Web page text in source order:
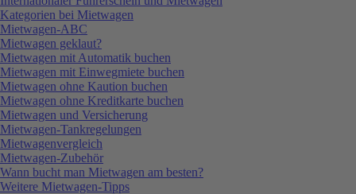
Kategorien bei Mietwagen
Mietwagen-ABC
Mietwagen geklaut?
Mietwagen mit Automatik buchen
Mietwagen mit Einwegmiete buchen
Mietwagen ohne Kaution buchen
Mietwagen ohne Kreditkarte buchen
Mietwagen und Versicherung
Mietwagen-Tankregelungen
Mietwagenvergleich
Mietwagen-Zubehör
Wann bucht man Mietwagen am besten?
Weitere Mietwagen-Tipps